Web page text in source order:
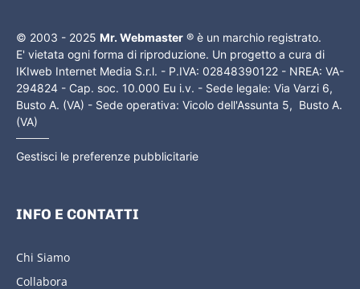
© 2003 - 2025 Mr. Webmaster ® è un marchio registrato.
E' vietata ogni forma di riproduzione. Un progetto a cura di
IKIweb Internet Media S.r.l. - P.IVA: 02848390122 - NREA: VA-
294824 - Cap. soc. 10.000 Eu i.v. - Sede legale: Via Varzi 6,
Busto A. (VA) - Sede operativa: Vicolo dell'Assunta 5, Busto A.
(VA)
Gestisci le preferenze pubblicitarie
INFO E CONTATTI
Chi Siamo
Collabora